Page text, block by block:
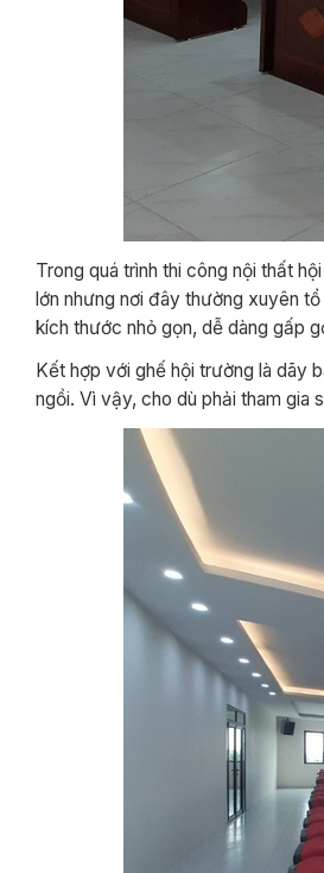
Trong quá trình thi công nội thất
lớn nhưng nơi đây thường xuyên
kích thước nhỏ gọn, dễ dàng gấp
Kết hợp với ghế hội trường là dãy
ngồi. Vì vậy, cho dù phải tham gia